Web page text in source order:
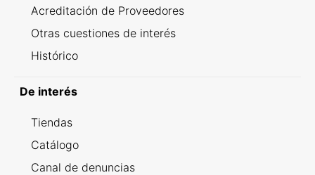
Acreditación de Proveedores
Otras cuestiones de interés
Histórico
De interés
Tiendas
Catálogo
Canal de denuncias